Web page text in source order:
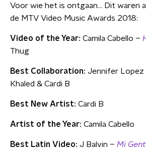
Voor wie het is ontgaan... Dit waren
de MTV Video Music Awards 2018:
Video of the Year: Camila Cabello –
Thug
Best Collaboration: Jennifer Lopez
Khaled & Cardi B
Best New Artist: Cardi B
Artist of the Year: Camila Cabello
Best Latin Video: J Balvin – Mi